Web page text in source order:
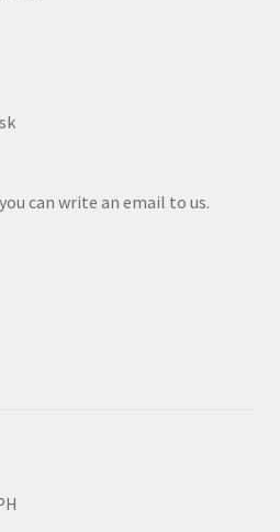
can write an email to us.